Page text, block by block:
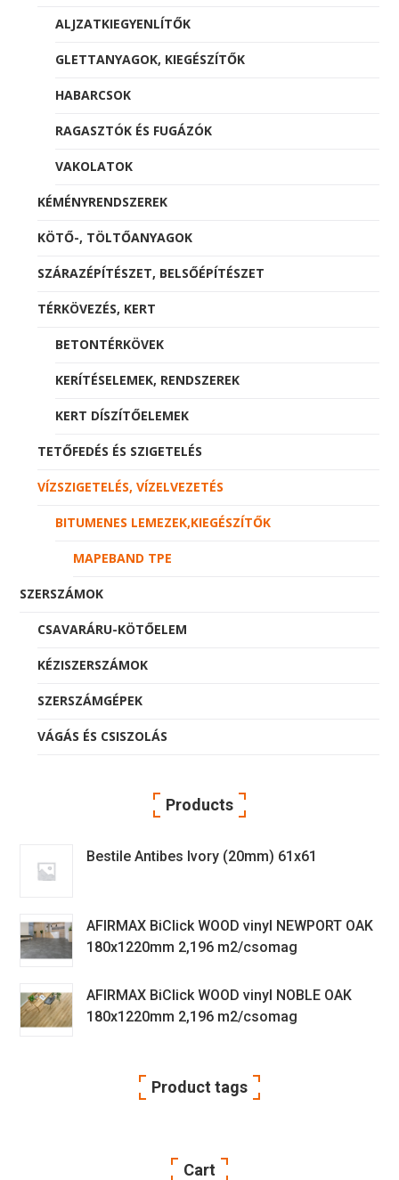
ALJZATKIEGYENLÍTŐK
GLETTANYAGOK, KIEGÉSZÍTŐK
HABARCSOK
RAGASZTÓK ÉS FUGÁZÓK
VAKOLATOK
KÉMÉNYRENDSZEREK
KÖTŐ-, TÖLTŐANYAGOK
SZÁRAZÉPÍTÉSZET, BELSŐÉPÍTÉSZET
TÉRKÖVEZÉS, KERT
BETONTÉRKÖVEK
KERÍTÉSELEMEK, RENDSZEREK
KERT DÍSZÍTŐELEMEK
TETŐFEDÉS ÉS SZIGETELÉS
VÍZSZIGETELÉS, VÍZELVEZETÉS
BITUMENES LEMEZEK,KIEGÉSZÍTŐK
MAPEBAND TPE
SZERSZÁMOK
CSAVARÁRU-KÖTŐELEM
KÉZISZERSZÁMOK
SZERSZÁMGÉPEK
VÁGÁS ÉS CSISZOLÁS
Products
Bestile Antibes Ivory (20mm) 61x61
AFIRMAX BiClick WOOD vinyl NEWPORT OAK
180x1220mm 2,196 m2/csomag
AFIRMAX BiClick WOOD vinyl NOBLE OAK
180x1220mm 2,196 m2/csomag
Product tags
Cart